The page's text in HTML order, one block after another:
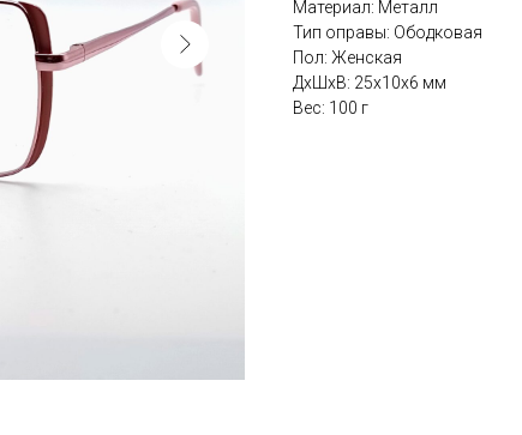
Материал: Металл
Тип оправы: Ободковая
Пол: Женская
ДxШxВ: 25x10x6 мм
Вес: 100 г